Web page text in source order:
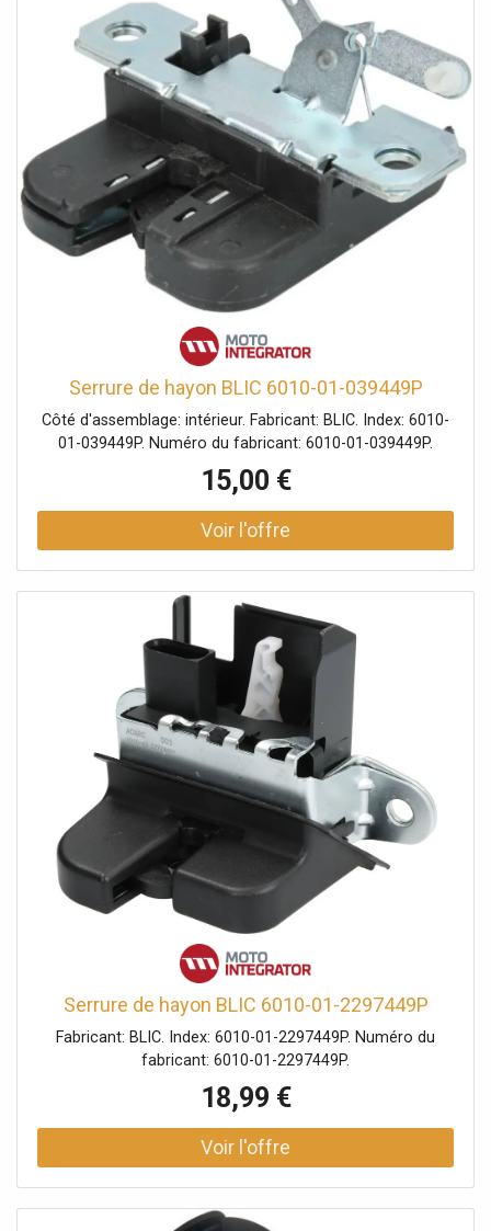
Serrure de hayon BLIC 6010-01-039449P
Côté d'assemblage: intérieur. Fabricant: BLIC. Index: 6010-
01-039449P. Numéro du fabricant: 6010-01-039449P.
15,00 €
Serrure de hayon BLIC 6010-01-2297449P
Fabricant: BLIC. Index: 6010-01-2297449P. Numéro du
fabricant: 6010-01-2297449P.
18,99 €